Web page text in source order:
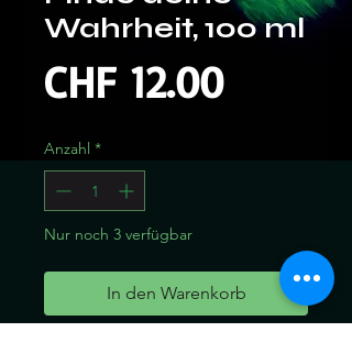
Wahrheit, 100 ml
CHF 12.00Preis
Anzahl *
Nur noch 3 verfügbar
In den Warenkorb